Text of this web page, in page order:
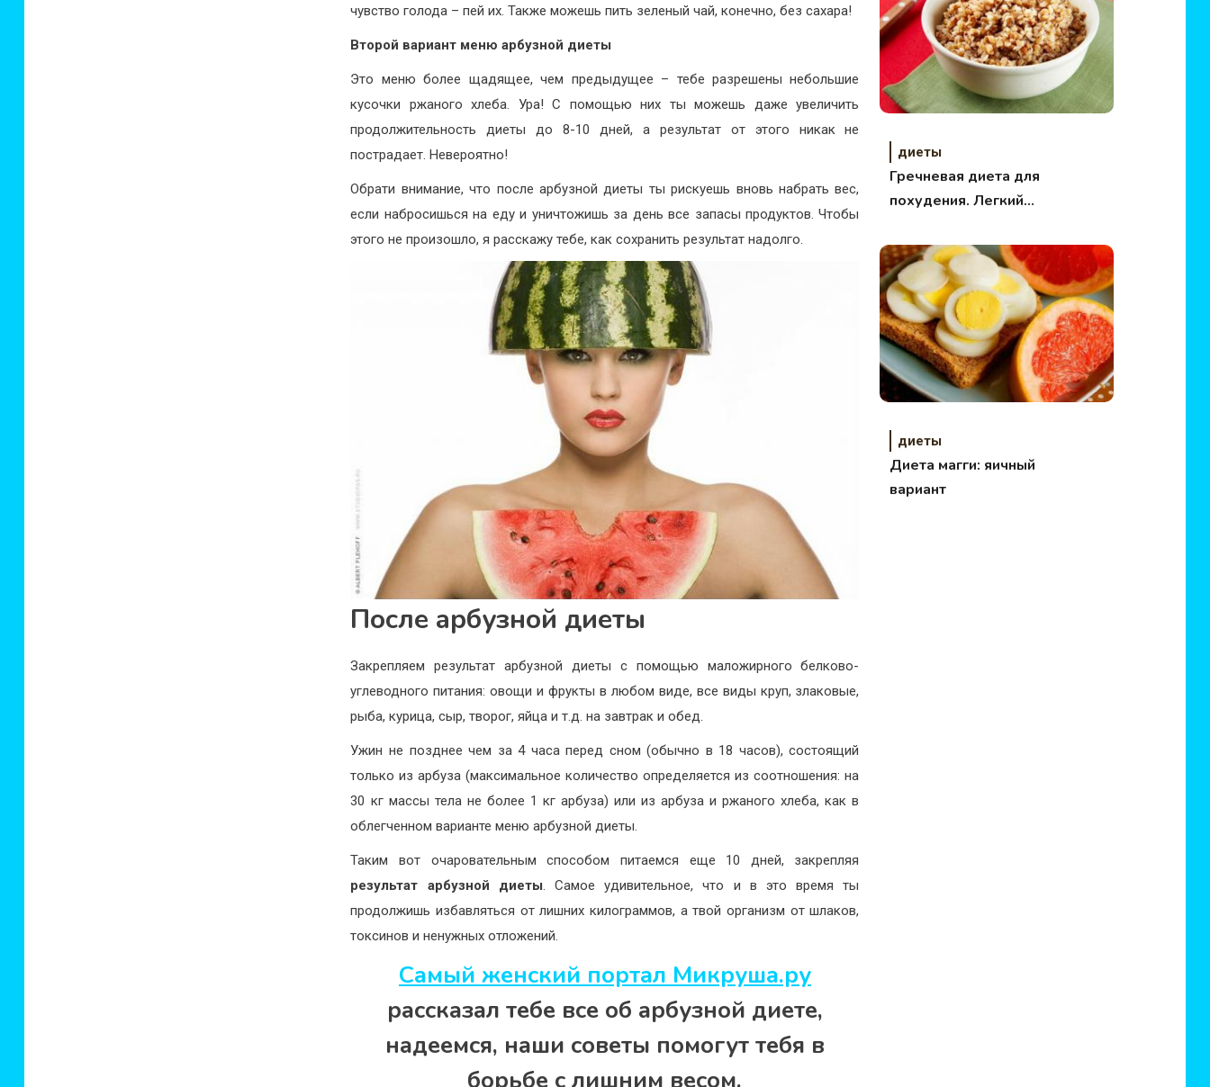
чувство голода – пей их. Также можешь пить зеленый чай, конечно, без сахара!
Второй вариант меню арбузной диеты
Это меню более щадящее, чем предыдущее – тебе разрешены небольшие
кусочки ржаного хлеба. Ура! С помощью них ты можешь даже увеличить
продолжительность диеты до 8-10 дней, а результат от этого никак не
пострадает. Невероятно!
Обрати внимание, что после арбузной диеты ты рискуешь вновь набрать вес,
если набросишься на еду и уничтожишь за день все запасы продуктов. Чтобы
этого не произошло, я расскажу тебе, как сохранить результат надолго.
После арбузной диеты
Закрепляем результат арбузной диеты с помощью маложирного белково-
углеводного питания: овощи и фрукты в любом виде, все виды круп, злаковые,
рыба, курица, сыр, творог, яйца и т.д. на завтрак и обед.
Ужин не позднее чем за 4 часа перед сном (обычно в 18 часов), состоящий
только из арбуза (максимальное количество определяется из соотношения: на
30 кг массы тела не более 1 кг арбуза) или из арбуза и ржаного хлеба, как в
облегченном варианте меню арбузной диеты.
Таким вот очаровательным способом питаемся еще 10 дней, закрепляя
результат арбузной диеты. Самое удивительное, что и в это время ты
продолжишь избавляться от лишних килограммов, а твой организм от шлаков,
токсинов и ненужных отложений.
Самый женский портал Микруша.ру
рассказал тебе все об арбузной диете,
надеемся, наши советы помогут тебя в
борьбе с лишним весом.
диеты
Гречневая диета для
похудения. Легкий
диеты
Диета магги: яичный
вариант